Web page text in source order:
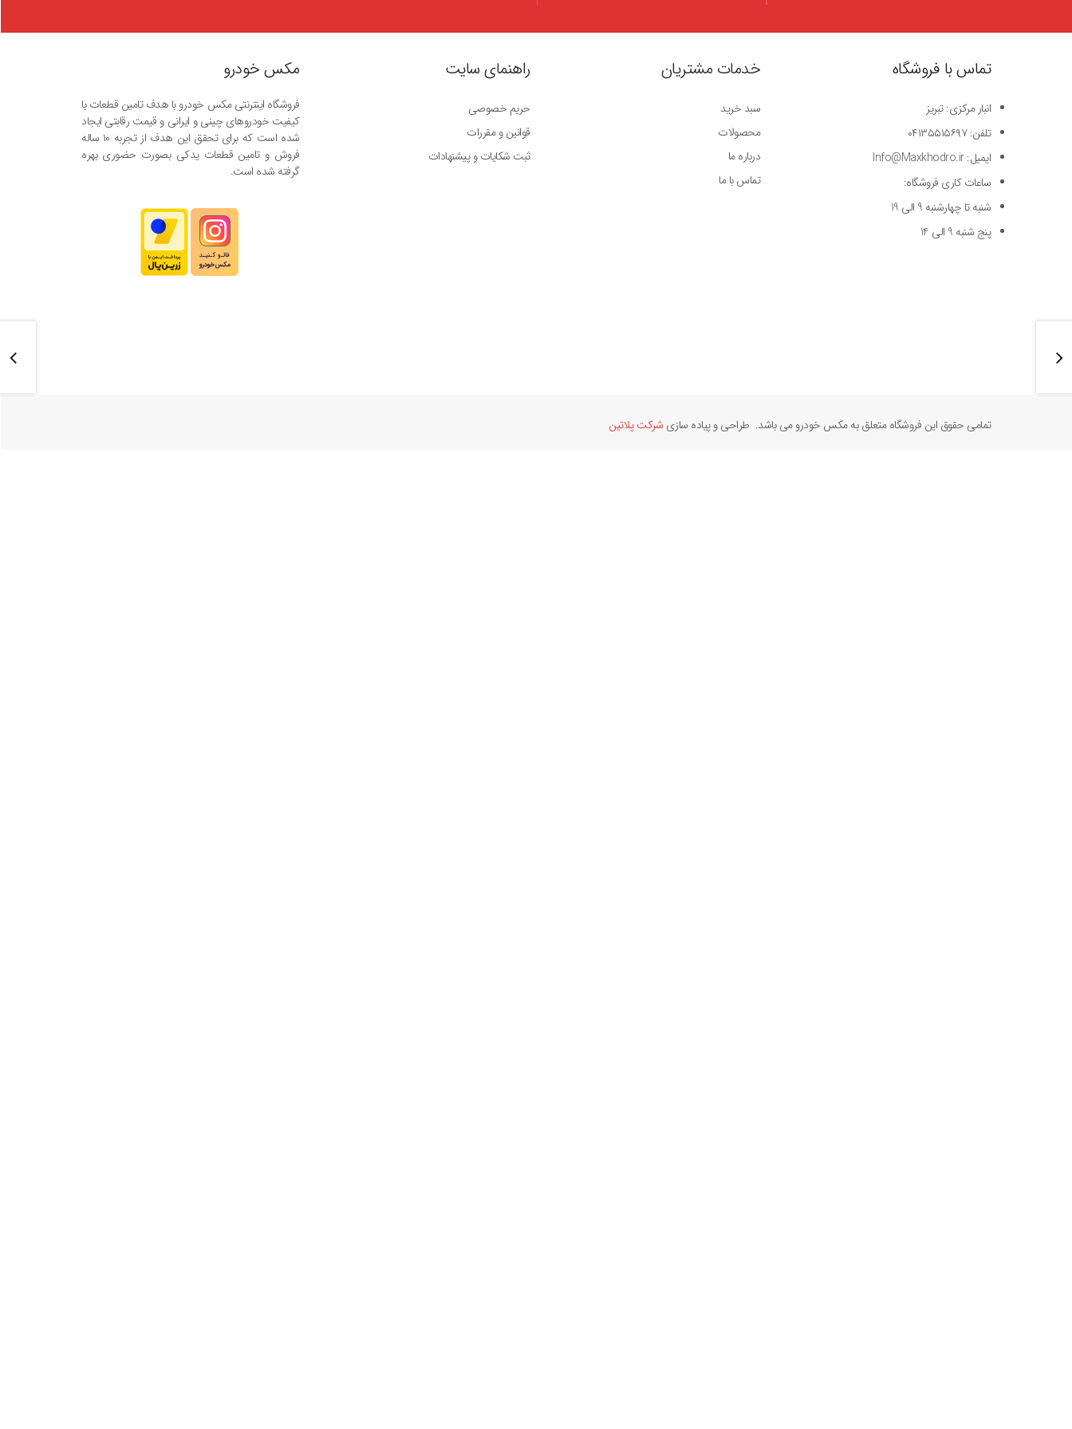
مکس خودرو
فروشگاه اینترنتی مکس خودرو با هدف تامین قطعات با
کیفیت خودروهای چینی و ایرانی و قیمت رقابتی ایجاد
شده است که برای تحقق این هدف از تجربه ۱۰ ساله
فروش و تامین قطعات یدکی بصورت حضوری بهره
گرفته شده است.
راهنمای سایت
حریم خصوصی
قوانین و مقررات
ثبت شکایات و پیشنهادات
خدمات مشتریان
سبد خرید
محصولات
درباره ما
تماس با ما
تماس با فروشگاه
انبار مرکزی: تبریز
تلفن: ۰۴۱۳۵۵۱۵۶۹۷
ایمیل: Info@Maxkhodro.ir
ساعات کاری فروشگاه:
شنبه تا چهارشنبه 9 الی 19
پنج شنبه 9 الی 14
تمامی حقوق این فروشگاه متعلق به مکس خودرو می باشد. طراحی و پیاده سازی شرکت پلاتین